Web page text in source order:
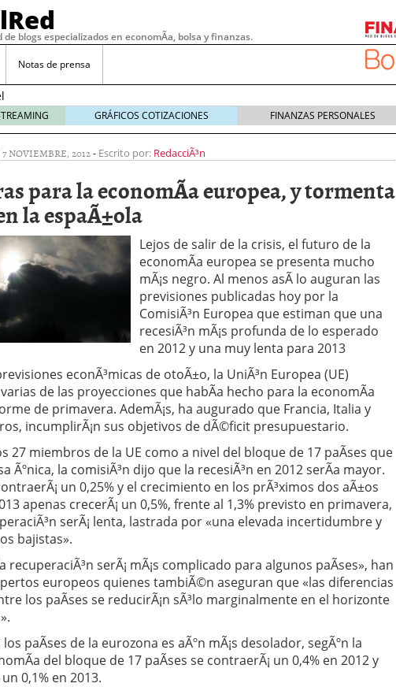
de blogs especializados en economÃ­a, bolsa y finanzas.
Notas de prensa
2026
de convenio en pymes: la obligación que muchas empresas
cuando ya es demasiado tarde 20/07/2026
de SIFX: Lo Que Deben Saber los Traders Mexicanos Antes de
empresa online vs proceso tradicional: ventajas reales para pymes
2026
afrontar una baja mÃ©dica cuando trabajas por cuenta propia
2026
GRÁFICOS COTIZACIONES FINANZAS PERSONALES
7 NOVIEMBRE, 2012- Escrito por: RedacciÃ³n
para la economÃ­a europea, y tormenta
la espaÃ±ola
Lejos de salir de la crisis, el futuro de la
economÃ­a europea se presenta mucho
mÃ¡s negro. Al menos asÃ­ lo auguran las
previsiones publicadas hoy por la
ComisiÃ³n Europea que estiman que una
recesiÃ³n mÃ¡s profunda de lo esperado
en 2012 y una muy lenta para 2013
econÃ³micas de otoÃ±o, la UniÃ³n Europea (UE)
de las proyecciones que habÃ­a hecho para la economÃ­a
de primavera. AdemÃ¡s, ha augurado que Francia, Italia y
incumplirÃ¡n sus objetivos de dÃ©ficit presupuestario.
27 miembros de la UE como a nivel del bloque de 17 paÃ­ses que
Ãºnica, la comisiÃ³n dijo que la recesiÃ³n en 2012 serÃ­a mayor.
un 0,25% y el crecimiento en los prÃ³ximos dos aÃ±os
apenas crecerÃ¡ un 0,5%, frente al 1,3% previsto en primavera,
serÃ¡ lenta, lastrada por «una elevada incertidumbre y
bajistas».
recuperaciÃ³n serÃ¡ mÃ¡s complicado para algunos paÃ­ses», han
europeos quienes tambiÃ©n aseguran que «las diferencias
los paÃ­ses se reducirÃ¡n sÃ³lo marginalmente en el horizonte
paÃ­ses de la eurozona es aÃºn mÃ¡s desolador, segÃºn la
del bloque de 17 paÃ­ses se contraerÃ¡ un 0,4% en 2012 y
0,1% en 2013.